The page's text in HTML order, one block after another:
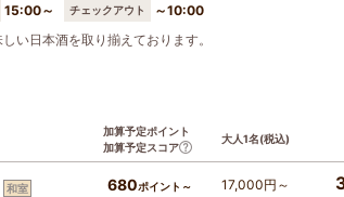
15:00～ チェックアウト
～10:00
い日本酒を取り揃えております。
加算予定ポイント
加算予定スコア
大人1名(税込)
和室 680ポイント～
17,000円～